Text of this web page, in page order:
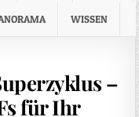
WISSEN
–
für Ihr